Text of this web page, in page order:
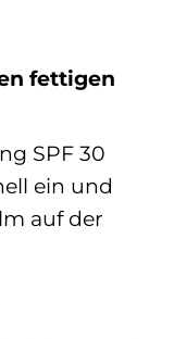
fettigen
SPF 30
ein und
auf der